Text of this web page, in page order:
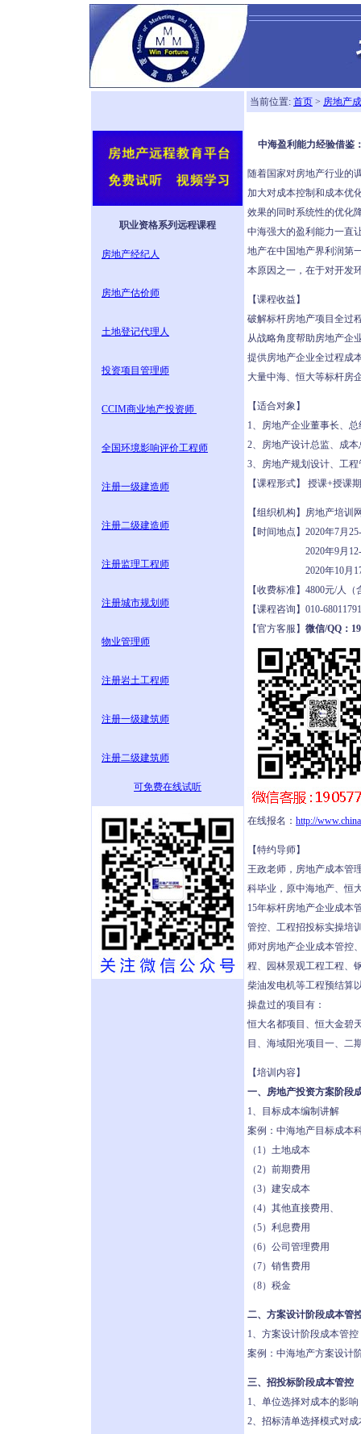
职业资格系列远程课程
房地产经纪人
房地产估价师
土地登记代理人
投资项目管理师
CCIM商业地产投资师
全国环境影响评价工程师
注册一级建造师
注册二级建造师
注册监理工程师
注册城市规划师
物业管理师
注册岩土工程师
注册一级建筑师
注册二级建筑师
可免费在线试听
当前位置: 首页 > 房地产
中海盈利能力经验借鉴
随着国家对房地产行业的
加大对成本控制和成本优
效果的同时系统性的优化
中海强大的盈利能力一直
地产在中国地产界利润第
本原因之一，在于对开发
【课程收益】
破解标杆房地产项目全过
从战略角度帮助房地产企
提供房地产企业全过程成
大量中海、恒大等标杆房
【适合对象】
1、房地产企业董事长、
2、房地产设计总监、成
3、房地产规划设计、工
【课程形式】 授课+授课
【组织机构】房地产培
【时间地点】2020年7月
2020年9月12-13
2020年10月17-18
【收费标准】4800元/人
【课程咨询】010-
【官方客服】 微信/QQ：
在线报名： http://
【特约导师】
王政老师，房地产成本管
科毕业，原中海地产、恒
15年标杆房地产企业成本
管控、工程招投标实操培
师对房地产企业成本管控
程、园林景观工程工程、
柴油发电机等工程预结算
操盘过的项目有：
恒大名都项目、恒大金碧
目、海域阳光项目一、二
【培训内容】
一、房地产投资方案阶段
1、目标成本编制讲解
案例：中海地产目标成本
（1）土地成本
（2）前期费用
（3）建安成本
（4）其他直接费用、
（5）利息费用
（6）公司管理费用
（7）销售费用
（8）税金
二、方案设计阶段成本管
1、方案设计阶段成本管控
案例：中海地产方案设计
三、招投标阶段成本管控
1、单位选择对成本的影响
2、招标清单选择模式对